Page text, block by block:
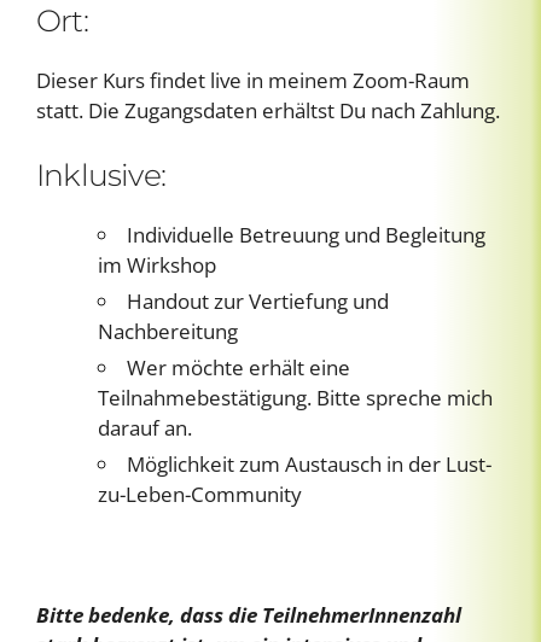
Ort:
Dieser Kurs findet live in meinem Zoom-Raum
statt. Die Zugangsdaten erhältst Du nach Zahlung.
Inklusive:
Individuelle Betreuung und Begleitung
im Wirkshop
Handout zur Vertiefung und
Nachbereitung
Wer möchte erhält eine
Teilnahmebestätigung. Bitte spreche mich
darauf an.
Möglichkeit zum Austausch in der Lust-
zu-Leben-Community
Bitte bedenke, dass die TeilnehmerInnenzahl